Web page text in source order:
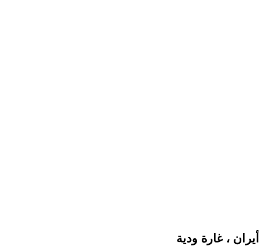
أيران ، غارة ودية